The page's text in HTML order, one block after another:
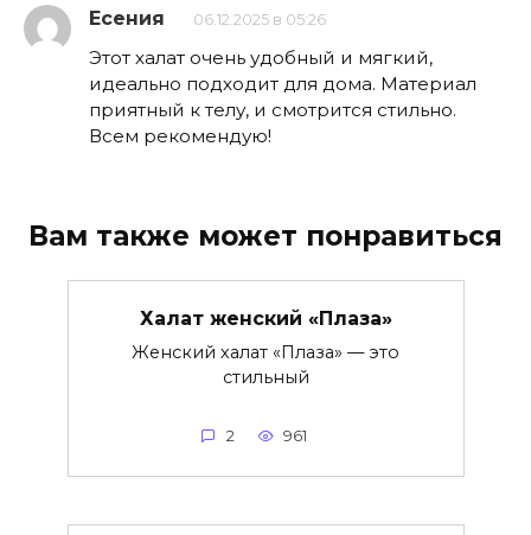
Есения 06.12.2025 в 05:26
Этот халат очень удобный и мягкий,
идеально подходит для дома. Материал
приятный к телу, и смотрится стильно.
Всем рекомендую!
Вам также может понравиться
Халат женский «Плаза»
Женский халат «Плаза» — это
стильный
2 961